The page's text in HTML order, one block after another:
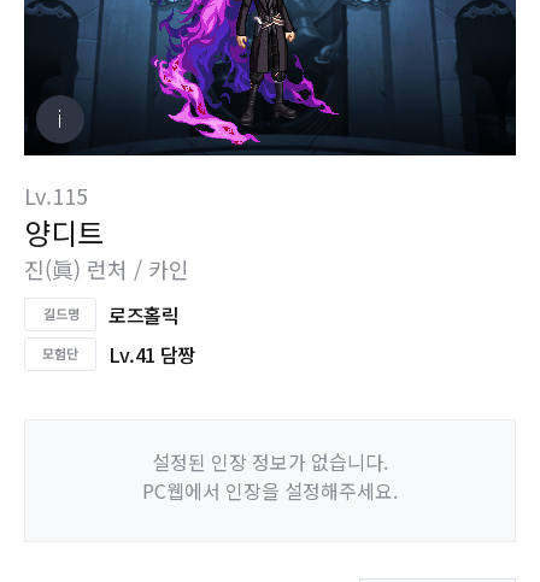
Lv.115
양디트
진(眞) 런처 / 카인
로즈홀릭
Lv.41 담짱
설정된 인장 정보가 없습니다.
PC웹에서 인장을 설정해주세요.